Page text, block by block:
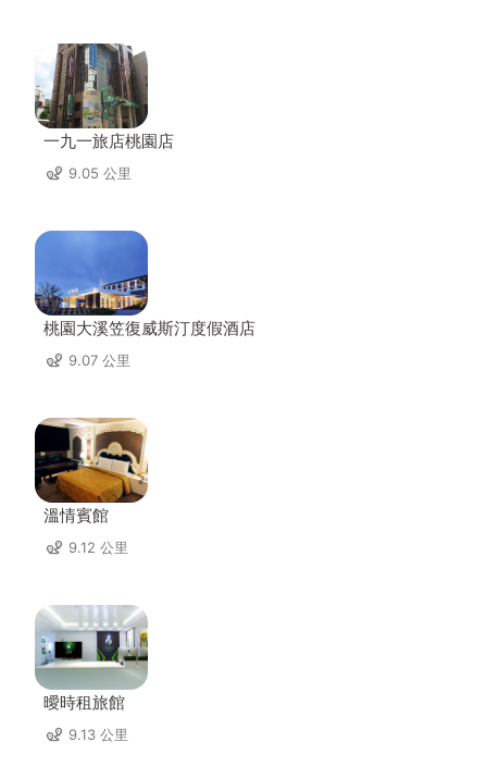
一九一旅店桃園店
9.05 公里
桃園大溪笠復威斯汀度假酒店
9.07 公里
溫情賓館
9.12 公里
曖時租旅館
9.13 公里